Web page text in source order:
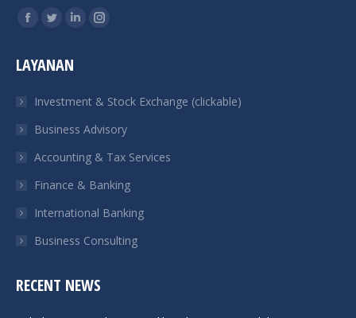
Find us on:
Facebook
opens
new
window
Twitter
opens
new
window
Linkedin
new
window
Instagram
new
window
LAYANAN
Investment & Stock Exchange (clickable)
Business Advisory
Accounting & Tax Services
Finance & Banking
International Banking
Business Consulting
RECENT NEWS